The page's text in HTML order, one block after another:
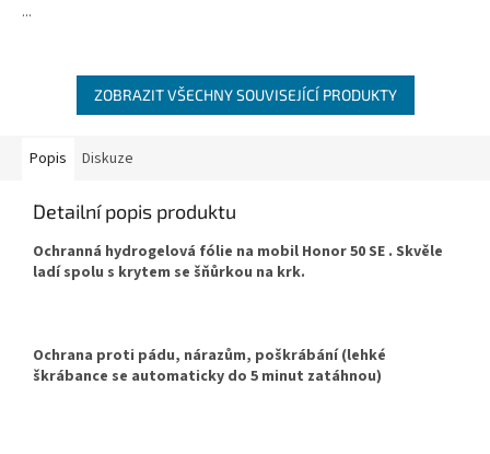
...
ZOBRAZIT VŠECHNY SOUVISEJÍCÍ PRODUKTY
Popis Diskuze
Detailní popis produktu
Ochranná hydrogelová fólie na mobil Honor 50 SE . Skvěle
ladí spolu s krytem se šňůrkou na krk.
Ochrana proti pádu, nárazům, poškrábání (lehké
škrábance se automaticky do 5 minut zatáhnou)